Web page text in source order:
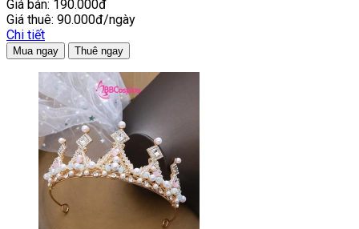
Giá bán: 190.000đ
Giá thuê: 90.000đ/ngày
Chi tiết
Mua ngay Thuê ngay